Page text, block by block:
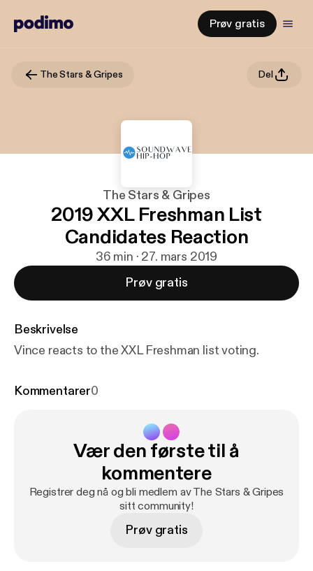
Prøv gratis
The Stars & Gripes Del
The Stars & Gripes
2019 XXL Freshman List
Candidates Reaction
36 min · 27. mars 2019
Prøv gratis
Beskrivelse
Vince reacts to the XXL Freshman list voting.
Kommentarer0
Vær den første til å
kommentere
Registrer deg nå og bli medlem av The Stars & Gripes
sitt community!
Prøv gratis